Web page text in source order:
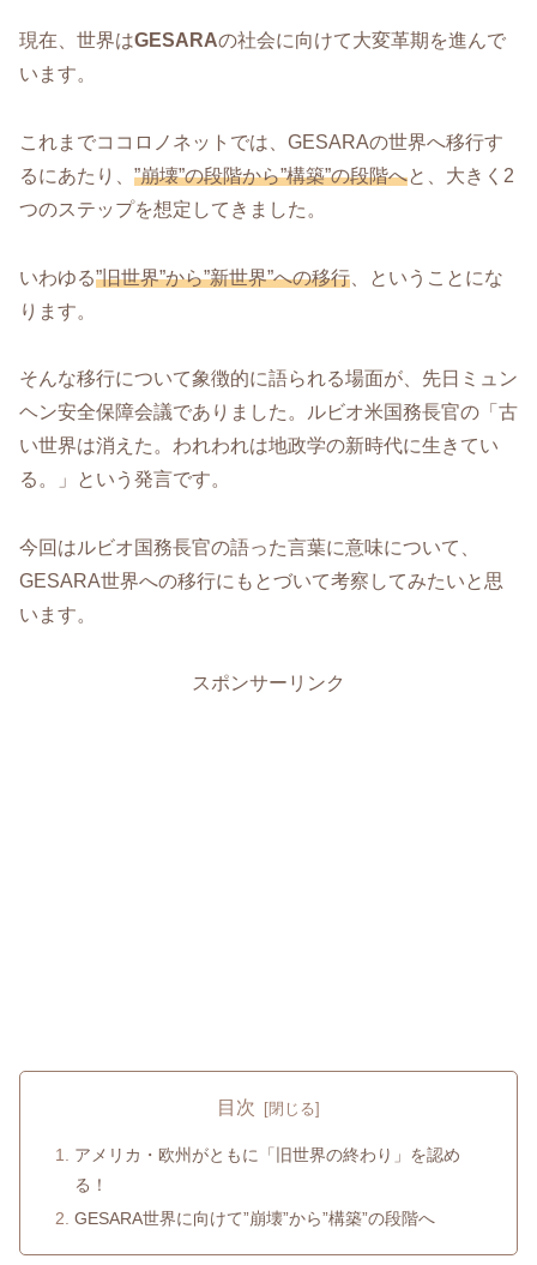
現在、世界はGESARAの社会に向けて大変革期を進んで
います。
これまでココロノネットでは、GESARAの世界へ移行す
るにあたり、 ”崩壊”の段階から”構築”の段階へと、大きく2
つのステップを想定してきました。
いわゆる”旧世界”から”新世界”への移行 、ということにな
ります。
そんな移行について象徴的に語られる場面が、先日ミュン
ヘン安全保障会議でありました。ルビオ米国務長官の「古
い世界は消えた。われわれは地政学の新時代に生きてい
る。」という発言です。
今回はルビオ国務長官の語った言葉に意味について、
GESARA世界への移行にもとづいて考察してみたいと思
います。
スポンサーリンク
目次
アメリカ・欧州がともに「旧世界の終わり」を認め
る！
GESARA世界に向けて”崩壊”から”構築”の段階へ